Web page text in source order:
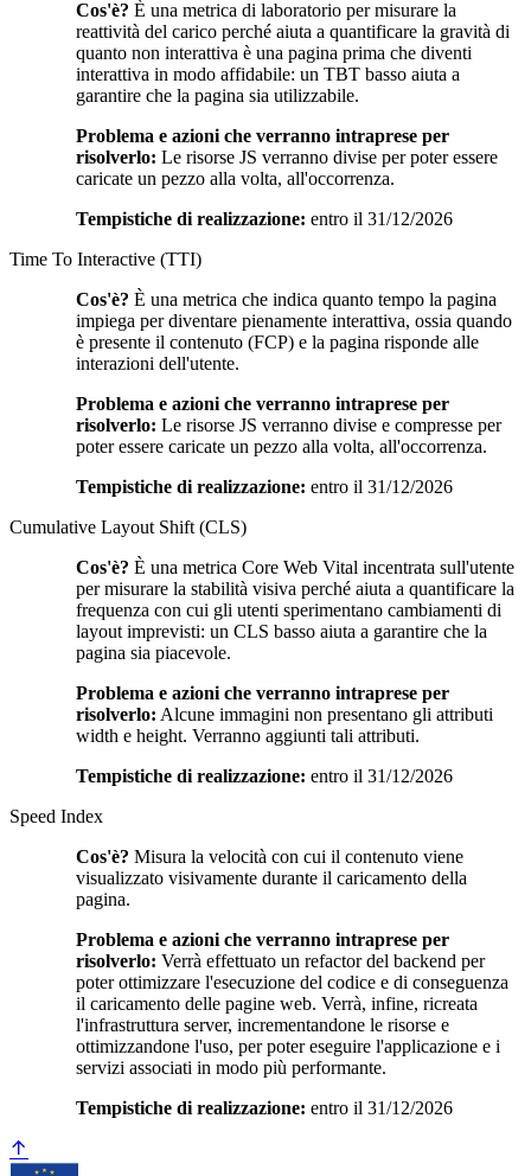
Cos'è? È una metrica di laboratorio per misurare la
reattività del carico perché aiuta a quantificare la gravità di
quanto non interattiva è una pagina prima che diventi
interattiva in modo affidabile: un TBT basso aiuta a
garantire che la pagina sia utilizzabile.
Problema e azioni che verranno intraprese per
risolverlo: Le risorse JS verranno divise per poter essere
caricate un pezzo alla volta, all'occorrenza.
Tempistiche di realizzazione: entro il 31/12/2026
Time To Interactive (TTI)
Cos'è? È una metrica che indica quanto tempo la pagina
impiega per diventare pienamente interattiva, ossia quando
è presente il contenuto (FCP) e la pagina risponde alle
interazioni dell'utente.
Problema e azioni che verranno intraprese per
risolverlo: Le risorse JS verranno divise e compresse per
poter essere caricate un pezzo alla volta, all'occorrenza.
Tempistiche di realizzazione: entro il 31/12/2026
Cumulative Layout Shift (CLS)
Cos'è? È una metrica Core Web Vital incentrata sull'utente
per misurare la stabilità visiva perché aiuta a quantificare la
frequenza con cui gli utenti sperimentano cambiamenti di
layout imprevisti: un CLS basso aiuta a garantire che la
pagina sia piacevole.
Problema e azioni che verranno intraprese per
risolverlo: Alcune immagini non presentano gli attributi
width e height. Verranno aggiunti tali attributi.
Tempistiche di realizzazione: entro il 31/12/2026
Speed Index
Cos'è? Misura la velocità con cui il contenuto viene
visualizzato visivamente durante il caricamento della
pagina.
Problema e azioni che verranno intraprese per
risolverlo: Verrà effettuato un refactor del backend per
poter ottimizzare l'esecuzione del codice e di conseguenza
il caricamento delle pagine web. Verrà, infine, ricreata
l'infrastruttura server, incrementandone le risorse e
ottimizzandone l'uso, per poter eseguire l'applicazione e i
servizi associati in modo più performante.
Tempistiche di realizzazione: entro il 31/12/2026